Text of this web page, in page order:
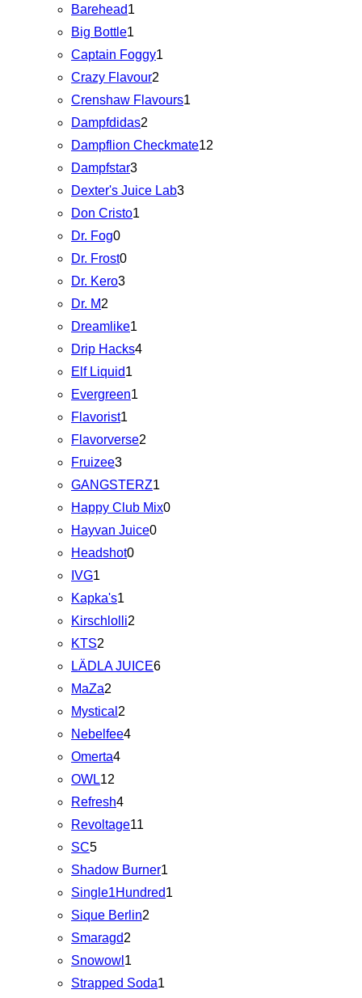
Barehead1
Big Bottle1
Captain Foggy1
Crazy Flavour2
Crenshaw Flavours1
Dampfdidas2
Dampflion Checkmate12
Dampfstar3
Dexter's Juice Lab3
Don Cristo1
Dr. Fog0
Dr. Frost0
Dr. Kero3
Dr. M2
Dreamlike1
Drip Hacks4
Elf Liquid1
Evergreen1
Flavorist1
Flavorverse2
Fruizee3
GANGSTERZ1
Happy Club Mix0
Hayvan Juice0
Headshot0
IVG1
Kapka's1
Kirschlolli2
KTS2
LÄDLA JUICE6
MaZa2
Mystical 2
Nebelfee4
Omerta4
OWL12
Refresh4
Revoltage11
SC5
Shadow Burner1
Single1Hundred1
Sique Berlin2
Smaragd2
Snowowl 1
Strapped Soda1